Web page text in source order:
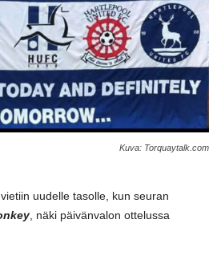
Kuva: Torquaytalk.com
uudelle tasolle, kun seuran
, näki päivänvalon ottelussa